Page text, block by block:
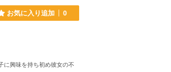
お気に入り追加 0
に興味を持ち初め彼女の不